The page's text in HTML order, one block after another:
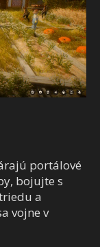
portálové
bojujte s
a
vojne v